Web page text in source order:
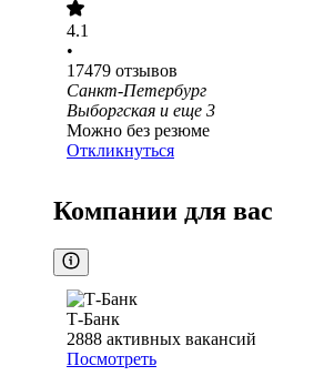
4.1
•
17479 отзывов
Санкт-Петербург
Выборгская и еще 3
Можно без резюме
Откликнуться
Компании для вас
Т-Банк
2888 активных вакансий
Посмотреть